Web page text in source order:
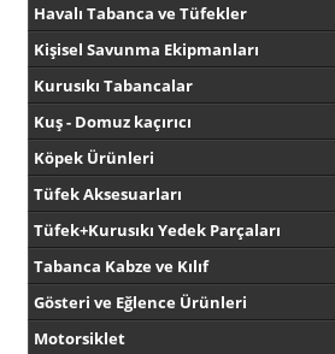
Havalı Tabanca ve Tüfekler
Kişisel Savunma Ekipmanları
Kurusıkı Tabancalar
Kuş - Domuz kaçırıcı
Köpek Ürünleri
Tüfek Aksesuarları
Tüfek+Kurusıkı Yedek Parçaları
Tabanca Kabze ve Kılıf
Gösteri ve Eğlence Ürünleri
Motorsiklet